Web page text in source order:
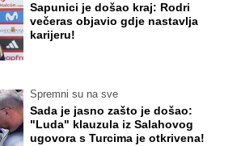
Sapunici je došao kraj: Rodri
večeras objavio gdje nastavlja
karijeru!
Spremni su na sve
Sada je jasno zašto je došao:
"Luda" klauzula iz Salahovog
ugovora s Turcima je otkrivena!